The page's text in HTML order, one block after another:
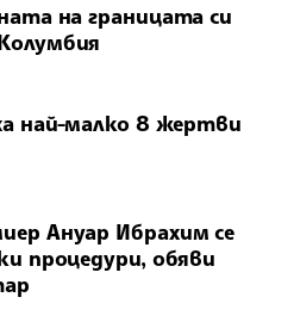
на границата си
най-малко 8 жертви
Ануар Ибрахим се
процедури, обяви